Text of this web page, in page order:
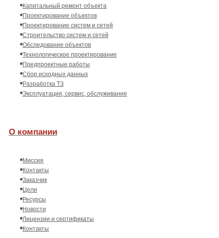
Капитальный ремонт объекта
Проектирование объектов
Проектирование систем и сетей
Строительство систем и сетей
Обследование объектов
Технологическое проектирование
Предпроектные работы
Сбор исходных данных
Разработка ТЗ
Эксплуатация, сервис, обслуживание
О компании
Миссия
Контакты
Заказчик
Цели
Ресурсы
Новости
Лицензии и сертификаты
Контакты